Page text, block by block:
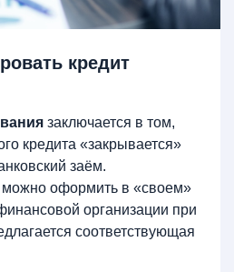
кредит
заключается в том,
кредита «закрывается»
заём.
оформить в «своем»
организации при
соответствующая